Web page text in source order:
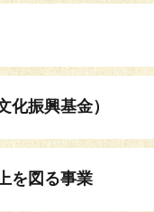
化振興基金）
を図る事業